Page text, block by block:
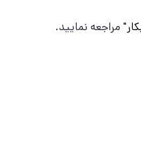
مراجعه نمایید.